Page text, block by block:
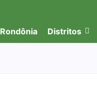
Rondônia Distritos